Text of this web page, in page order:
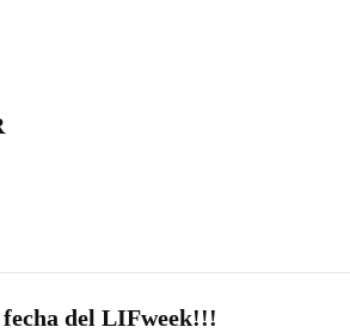
del LIFweek!!!